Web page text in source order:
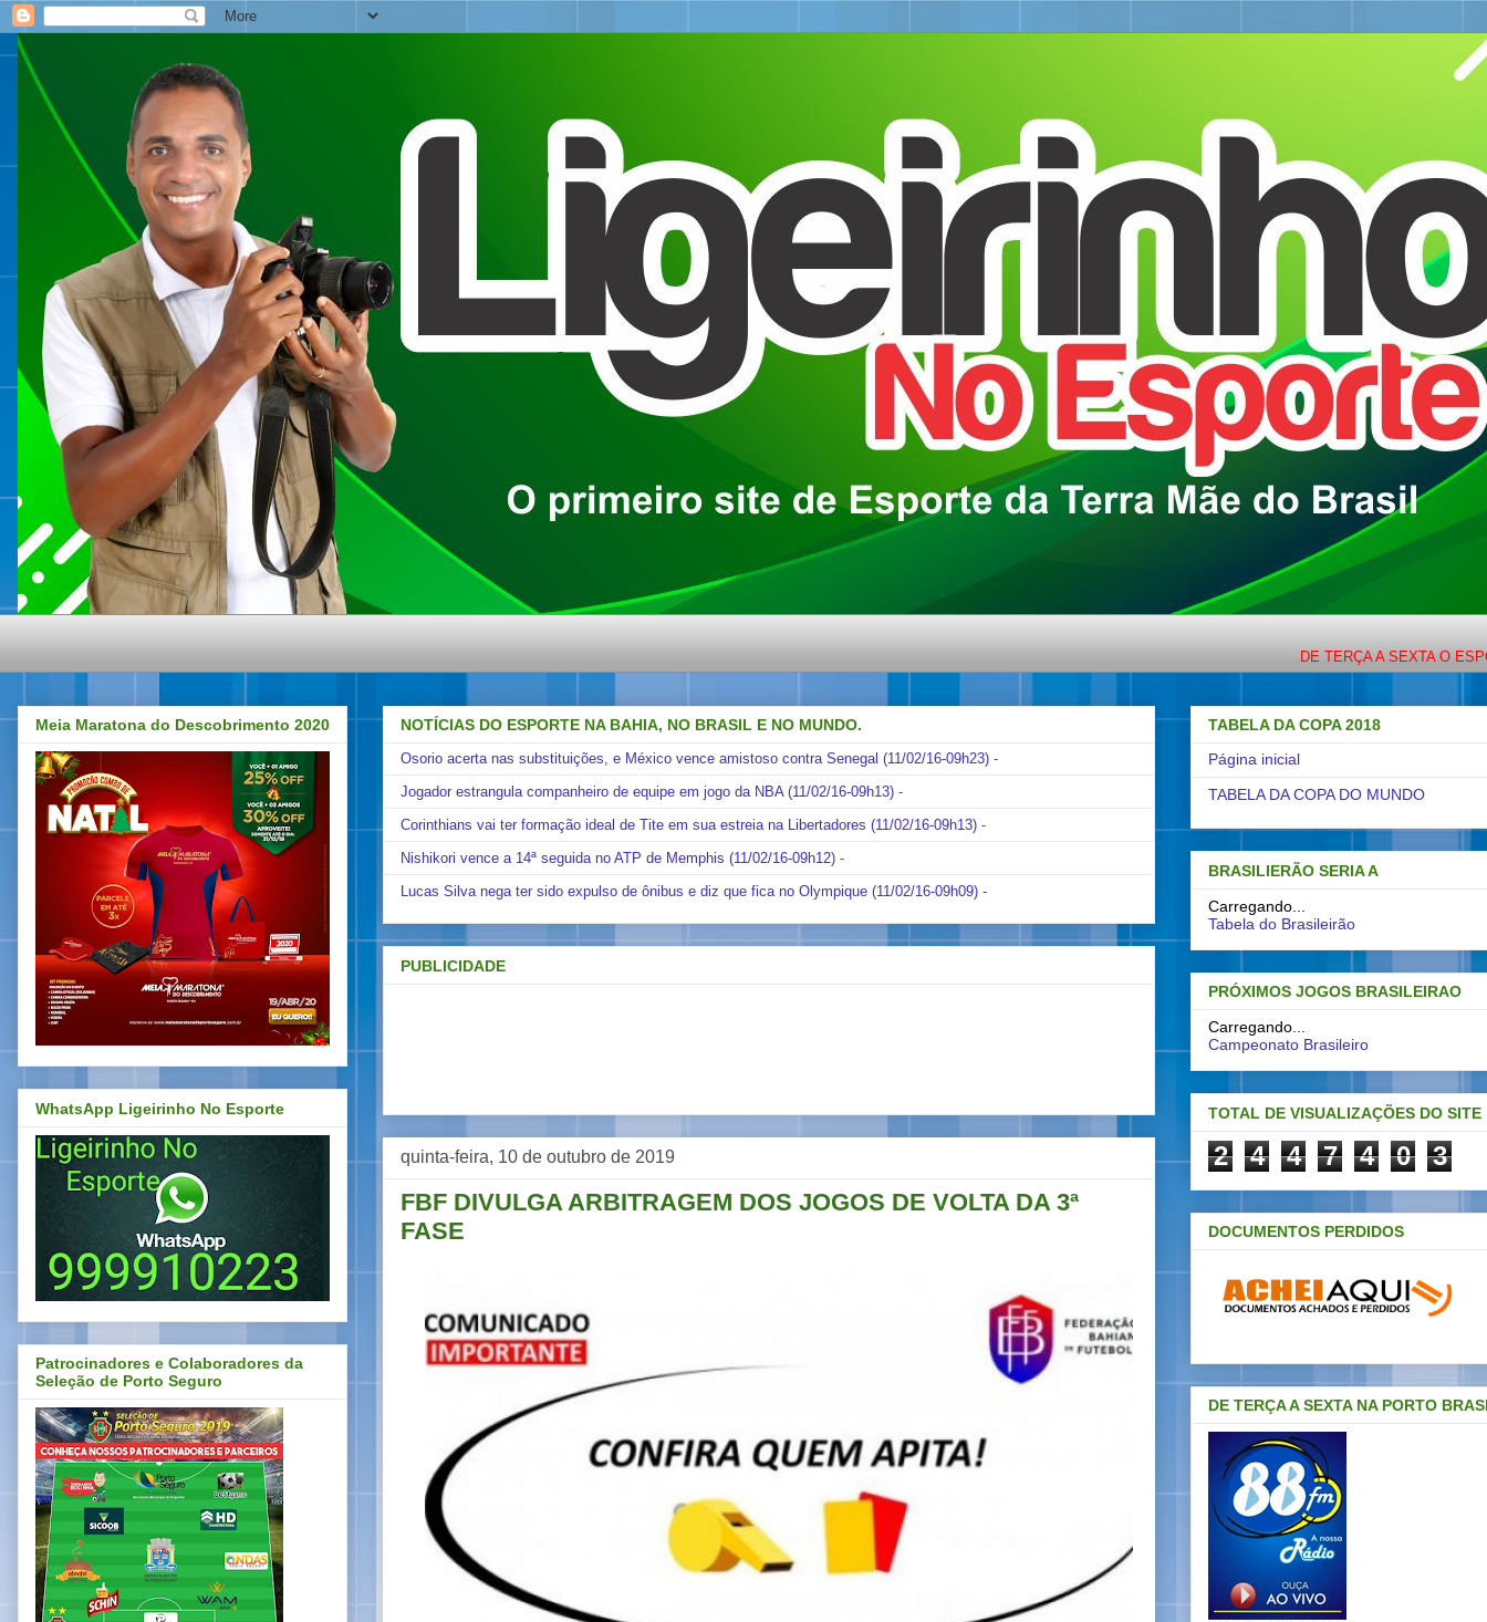
DE TERÇA A SEXTA O ESPORTE
NOTÍCIAS DO ESPORTE NA BAHIA, NO BRASIL E NO MUNDO.
Osorio acerta nas substituições, e México vence amistoso contra Senegal (11/02/16-09h23) -
Jogador estrangula companheiro de equipe em jogo da NBA (11/02/16-09h13) -
Corinthians vai ter formação ideal de Tite em sua estreia na Libertadores (11/02/16-09h13) -
Nishikori vence a 14ª seguida no ATP de Memphis (11/02/16-09h12) -
Lucas Silva nega ter sido expulso de ônibus e diz que fica no Olympique (11/02/16-09h09) -
PUBLICIDADE
quinta-feira, 10 de outubro de 2019
FBF DIVULGA ARBITRAGEM DOS JOGOS DE VOLTA DA 3ª
FASE
Meia Maratona do Descobrimento 2020
WhatsApp Ligeirinho No Esporte
Patrocinadores e Colaboradores da
Seleção de Porto Seguro
TABELA DA COPA 2018
Página inicial
TABELA DA COPA DO MUNDO
BRASILIERÃO SERIA A
Carregando...
Tabela do Brasileirão
PRÓXIMOS JOGOS BRASILEIRAO
Carregando...
Campeonato Brasileiro
TOTAL DE VISUALIZAÇÕES DO SITE
2 4 4 7 4 0 3
DOCUMENTOS PERDIDOS
DE TERÇA A SEXTA NA PORTO